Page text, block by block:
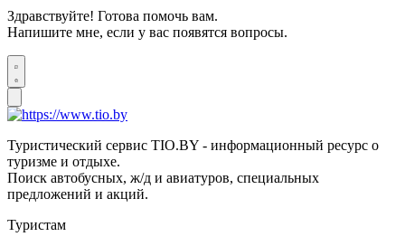
Здравствуйте! Готова помочь вам.
Напишите мне, если у вас появятся вопросы.
Туристический сервис TIO.BY - информационный ресурс о
туризме и отдыхе.
Поиск автобусных, ж/д и авиатуров, специальных
предложений и акций.
Туристам